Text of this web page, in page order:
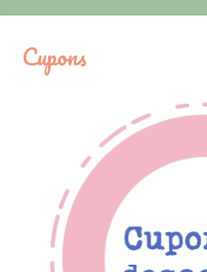
Cupons